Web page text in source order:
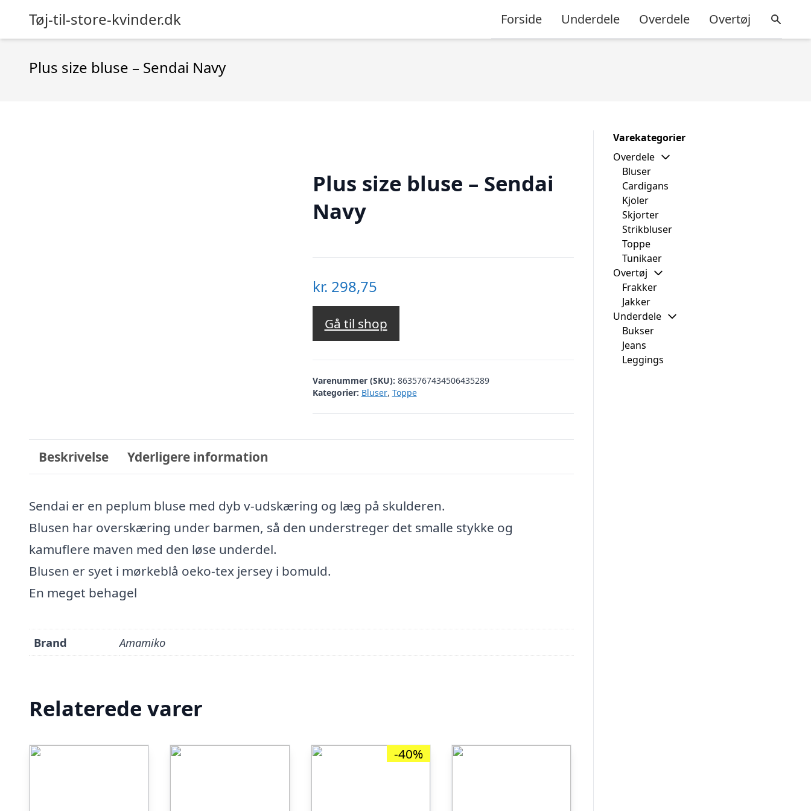
Tøj-til-store-kvinder.dk Forside Underdele Overdele Overtøj
Plus size bluse – Sendai Navy
Plus size bluse – Sendai
Navy
kr. 298,75
Gå til shop
Varenummer (SKU): 8635767434506435289
Kategorier: Bluser, Toppe
Beskrivelse Yderligere information
Sendai er en peplum bluse med dyb v-udskæring og læg på skulderen.
Blusen har overskæring under barmen, så den understreger det smalle stykke og
kamuflere maven med den løse underdel.
Blusen er syet i mørkeblå oeko-tex jersey i bomuld.
En meget behagel
Brand Amamiko
Relaterede varer
-40%
Varekategorier
Overdele
Bluser
Cardigans
Kjoler
Skjorter
Strikbluser
Toppe
Tunikaer
Overtøj
Frakker
Jakker
Underdele
Bukser
Jeans
Leggings